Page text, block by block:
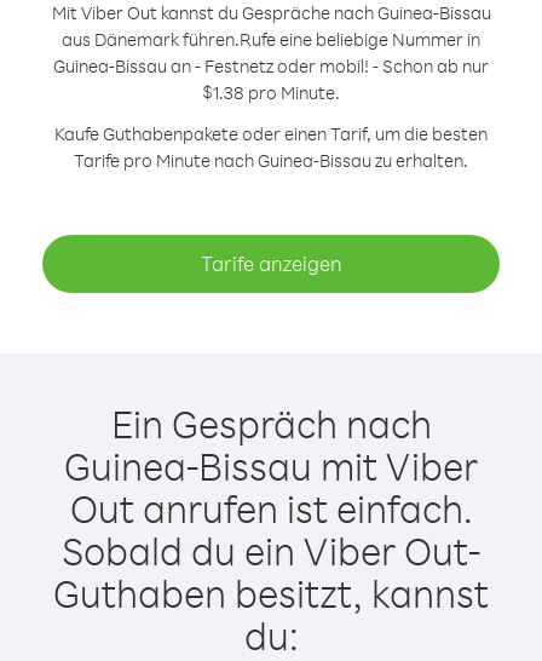
Mit Viber Out kannst du Gespräche nach Guinea-Bissau
aus Dänemark führen.Rufe eine beliebige Nummer in
Guinea-Bissau an - Festnetz oder mobil! - Schon ab nur
$1.38 pro Minute.
Kaufe Guthabenpakete oder einen Tarif, um die besten
Tarife pro Minute nach Guinea-Bissau zu erhalten.
Tarife anzeigen
Ein Gespräch nach
Guinea-Bissau mit Viber
Out anrufen ist einfach.
Sobald du ein Viber Out-
Guthaben besitzt, kannst
du: